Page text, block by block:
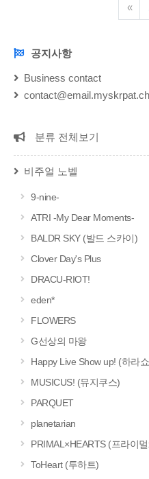
글패치를 받습니다. 패스워드
https://drive.google.com/file/
«
NOTICE공지사항
Business contact
contact@email.myskrpat.ch
CATEGORY
분류 전체보기
비주얼 노벨
9-nine-
ATRI -My Dear Moments-
BALDR SKY (발드 스카이)
Clover Day's Plus
DRACU-RIOT!
eden*
FLOWERS
G선상의 마왕
Happy Live Show up! (하라
MUSICUS! (뮤지쿠스)
PARQUET
planetarian
PRIMAL×HEARTS (프라이
ToHeart (투하트)